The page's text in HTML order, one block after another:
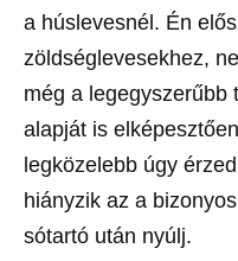
a húslevesnél. Én
zöldséglevesekhez,
még a legegyszerűbb
alapját is
legközelebb úgy
hiányzik az a
sótartó után nyúlj.